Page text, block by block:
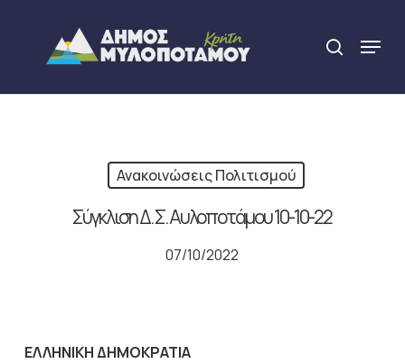
content
search
Menu
Ανακοινώσεις Πολιτισμού
Σύγκλιση Δ. Σ. Αυλοποτάμου 10-10-22
07/10/2022
ΕΛΛΗΝΙΚΗ ΔΗΜΟΚΡΑΤΙΑ
Close